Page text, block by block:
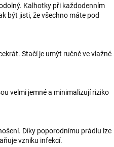
Kalhotky při každodenním
být jisti, že všechno máte pod
Stačí je umýt ručně ve vlažné
velmi jemné a minimalizují riziko
Díky poporodnímu prádlu lze
vzniku infekcí.